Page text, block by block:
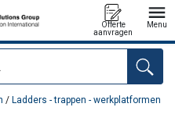
Offerte
aanvragen
Menu
/ Ladders - trappen - werkplatformen